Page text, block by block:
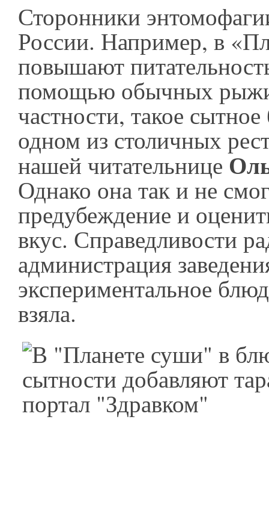
Сторонники
России. Например, в
повышают
помощью обычных
частности, такое
одном из столичных
нашей читательнице
Однако она так и не
предубеждение и
вкус. Справедливости
администрация
экспериментальное
взяла.